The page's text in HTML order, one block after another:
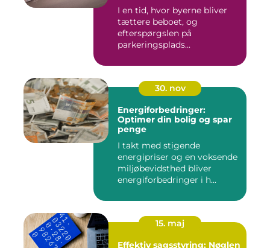
I en tid, hvor byerne bliver
tættere beboet, og
efterspørgslen på
parkeringsplads...
30. nov
Energiforbedringer:
Optimer din bolig og spar
penge
I takt med stigende
energipriser og en voksende
miljøbevidsthed bliver
energiforbedringer i h...
15. maj
Effektiv sagsstyring: Nøglen